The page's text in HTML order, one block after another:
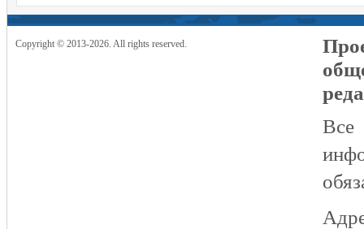
Copyright © 2013-2026. All rights reserved.